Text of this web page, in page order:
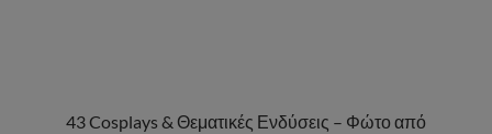
43 Cosplays & Θεματικές Ενδύσεις – Φώτο από